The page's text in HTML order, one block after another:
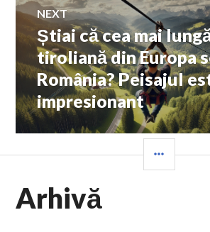
NEXT
Next
post:
Știai că cea mai
tiroliană din Europa
România? Peisajul
impresionant
Arhivă